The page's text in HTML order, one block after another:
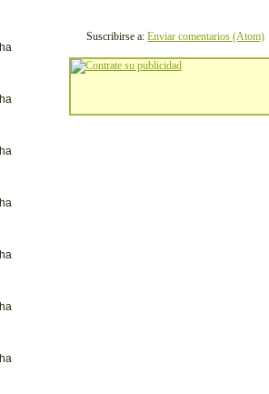
Suscribirse a: Enviar comentarios (Atom)